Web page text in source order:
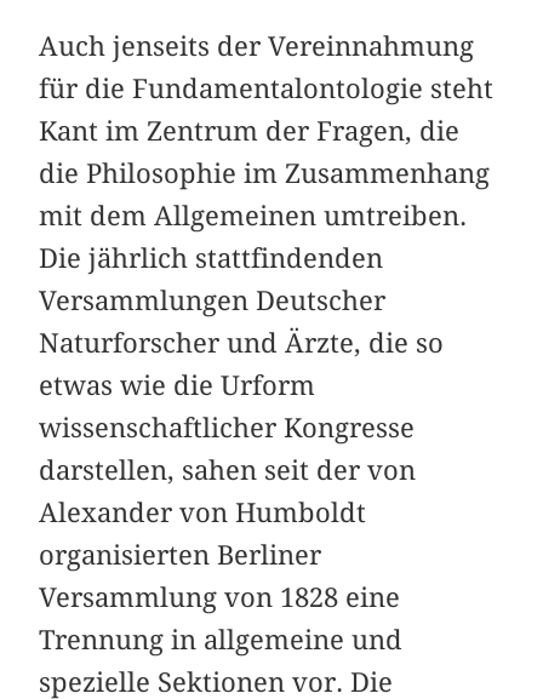
Auch jenseits der Vereinnahmung
für die Fundamentalontologie steht
Kant im Zentrum der Fragen, die
die Philosophie im Zusammenhang
mit dem Allgemeinen umtreiben.
Die jährlich stattfindenden
Versammlungen Deutscher
Naturforscher und Ärzte, die so
etwas wie die Urform
wissenschaftlicher Kongresse
darstellen, sahen seit der von
Alexander von Humboldt
organisierten Berliner
Versammlung von 1828 eine
Trennung in allgemeine und
spezielle Sektionen vor. Die